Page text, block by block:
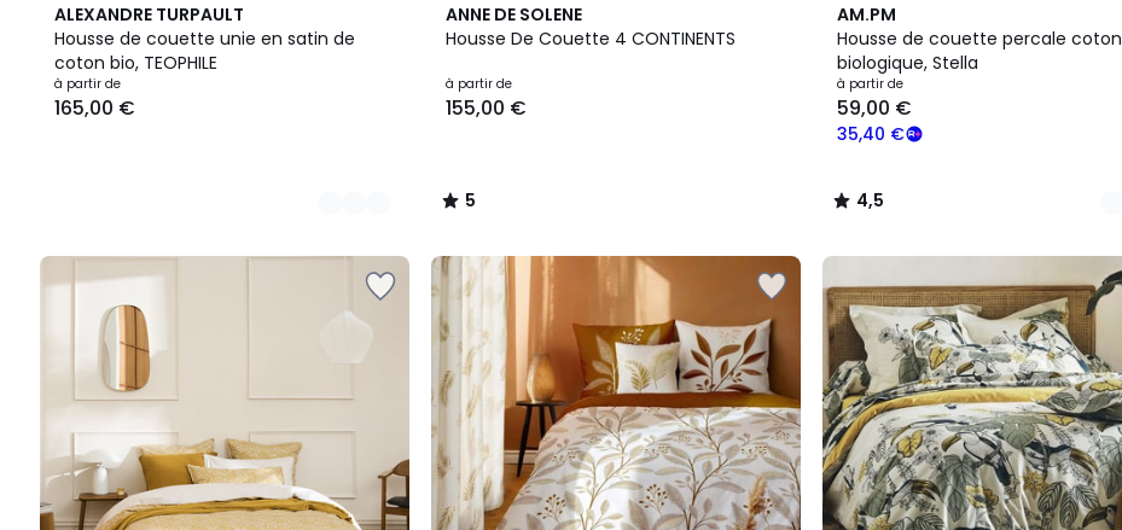
ALEXANDRE TURPAULT
Housse de couette unie en satin de
coton bio, TEOPHILE
à partir de
165,00 €
15
Couleurs
ANNE DE SOLENE
Housse De Couette 4 CONTINENTS
à partir de
155,00 €
5
/
5
/
AM.PM
Housse de couette percale coton
biologique, Stella
à partir de
35,40 €
59,00 €
4,5
/ 5
2
Couleurs
4,5
/